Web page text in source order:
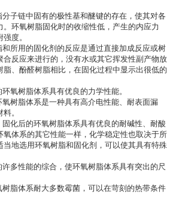
子链中固有的极性基和醚键的存在，使其对各
环氧树脂固化时的收缩性低，产生的内应力
度。
所用的固化剂的反应是通过直接加成反应或树
合反应来进行的，没有水或其它挥发性副产物放
脂、酚醛树脂相比，在固化过程中显示出很低的
氧树脂体系具有优良的力学性能。
树脂体系是一种具有高介电性能、耐表面漏
。
化后的环氧树脂体系具有优良的耐碱性、耐酸
氧体系的其它性能一样，化学稳定性也取决于所
当地选用环氧树脂和固化剂，可以使其具有特殊
多性能的综合，使环氧树脂体系具有突出的尺
脂体系耐大多数霉菌，可以在苛刻的热带条件